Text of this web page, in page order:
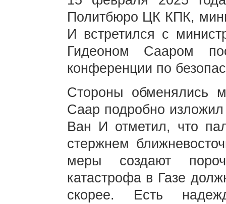
Политбюро ЦК КПК,
И встретился с
Гидеоном Сааром
конференции по
Стороны обменялись
Саар подробно
Ван И отметил, что
стержнем
меры создают
катастрофа в Газе
скорее. Есть